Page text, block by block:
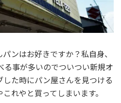
ンはお好きですか？私自身、
事が多いのでついつい新規オ
た時にパン屋さんを見つける
れやと買ってしまいます。